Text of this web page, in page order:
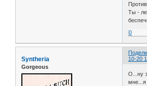
Ты -
0
10-20
Syntheria
Gorgeous
О...ну